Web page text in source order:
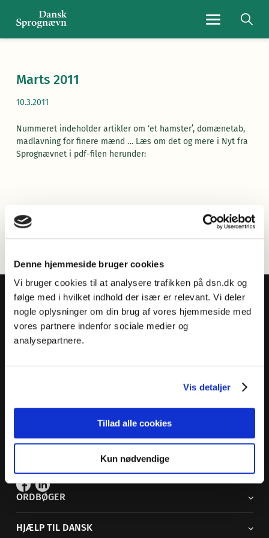
Denne hjemmeside bruger cookies
Vi bruger cookies til at analysere trafikken på dsn.dk og
følge med i hvilket indhold der især er relevant. Vi deler
nogle oplysninger om din brug af vores hjemmeside med
vores partnere indenfor sociale medier og
analysepartnere.
Vis detaljer
Tillad alle cookies
Kun nødvendige
Marts 2011
10.3.2011
Nummeret indeholder artikler om ‘et hamster’, domænetab,
madlavning for finere mænd … Læs om det og mere i Nyt fra
Sprognævnet i pdf-filen herunder:
Læs Nyt fra Sprognævnet her(pdf)
Adelgade 119 B
Sproglige spørgsmål:33 74 74 74
33 74 74 00 ·adm@dsn.dk
Vi findes også på sociale medier
ORDBØGER
HJÆLP TIL DANSK